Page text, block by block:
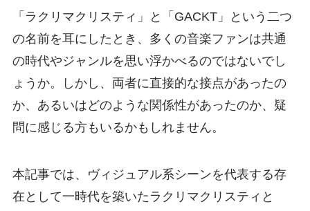
「ラクリマクリスティ」と「GACKT」という二つ
の名前を耳にしたとき、多くの音楽ファンは共通
の時代やジャンルを思い浮かべるのではないでし
ょうか。しかし、両者に直接的な接点があったの
か、あるいはどのような関係性があったのか、疑
問に感じる方もいるかもしれません。
本記事では、ヴィジュアル系シーンを代表する存
在として一時代を築いたラクリマクリスティと